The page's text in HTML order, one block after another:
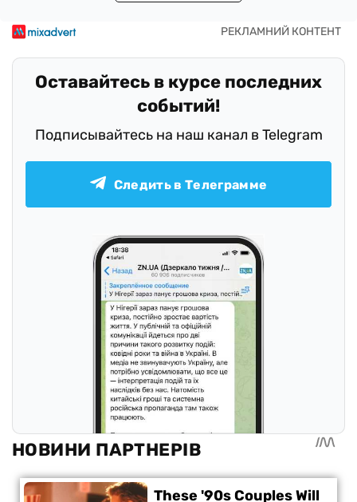
Оставайтесь в курсе последних
событий!
Подписывайтесь на наш канал в Telegram
Следить в Телеграмме